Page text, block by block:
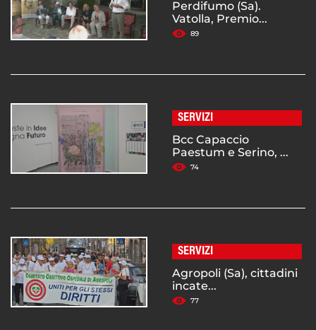
Perdifumo (Sa).
Vatolla, Premio...
89
SERVIZI
Bcc Capaccio
Paestum e Serino, ...
74
SERVIZI
Agropoli (Sa), cittadini
incate...
77